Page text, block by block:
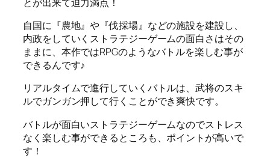
自国に『農地』や『伐採場』などの施設を建設し、
内政をしていくストラテジーゲームの面白さはその
ままに、本作ではRPGのようなバトルを楽しむ事が
できるんです♪
リアルタイムで進行していくバトルは、武将のスキ
ルでガンガン押して行くことができ爽快です。
バトルが面白いストラテジーゲームなのでストレス
なく楽しむ事ができるところも、ポイントが高いで
す！